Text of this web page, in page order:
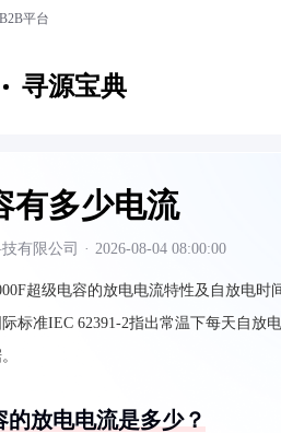
平台
寻源宝典
有多少电流
有限公司 · 2026-08-04 08:00:00
超级电容的放电电流特性及自放电
标准IEC 62391-2指出常温下每天自
的放电电流是多少？